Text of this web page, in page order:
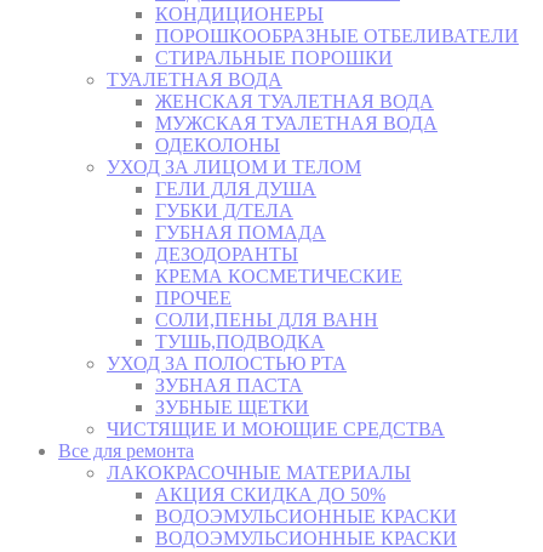
КОНДИЦИОНЕРЫ
ПОРОШКООБРАЗНЫЕ ОТБЕЛИВАТЕЛИ
СТИРАЛЬНЫЕ ПОРОШКИ
ТУАЛЕТНАЯ ВОДА
ЖЕНСКАЯ ТУАЛЕТНАЯ ВОДА
МУЖСКАЯ ТУАЛЕТНАЯ ВОДА
ОДЕКОЛОНЫ
УХОД ЗА ЛИЦОМ И ТЕЛОМ
ГЕЛИ ДЛЯ ДУША
ГУБКИ Д/ТЕЛА
ГУБНАЯ ПОМАДА
ДЕЗОДОРАНТЫ
КРЕМА КОСМЕТИЧЕСКИЕ
ПРОЧЕЕ
СОЛИ,ПЕНЫ ДЛЯ ВАНН
ТУШЬ,ПОДВОДКА
УХОД ЗА ПОЛОСТЬЮ РТА
ЗУБНАЯ ПАСТА
ЗУБНЫЕ ЩЕТКИ
ЧИСТЯЩИЕ И МОЮЩИЕ СРЕДСТВА
Все для ремонта
ЛАКОКРАСОЧНЫЕ МАТЕРИАЛЫ
АКЦИЯ СКИДКА ДО 50%
ВОДОЭМУЛЬСИОННЫЕ КРАСКИ
ВОДОЭМУЛЬСИОННЫЕ КРАСКИ